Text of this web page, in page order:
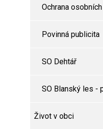
Ochrana
Povinná publicita
SO Dehtář
SO Blanský les -
Život v obci